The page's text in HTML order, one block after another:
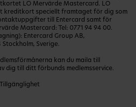
LO Mervärde Mastercard. LO
kreditkort speciellt framtaget för dig som
till Entercard samt för
Mastercard: Tel: 0771 94 94 00.
Entercard Group AB,
Sverige.
kan du maila till
dig till ditt förbunds medlemsservice.
Tillgänglighet